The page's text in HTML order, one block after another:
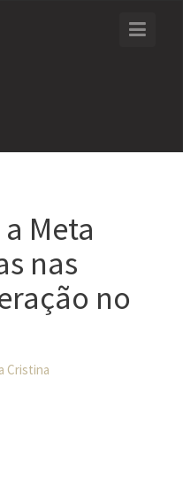
Meta
nas
no
Cristina